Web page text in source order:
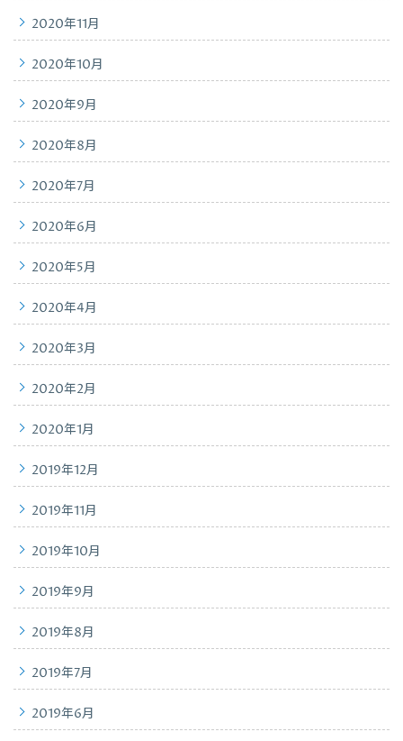
2020年11月
2020年10月
2020年9月
2020年8月
2020年7月
2020年6月
2020年5月
2020年4月
2020年3月
2020年2月
2020年1月
2019年12月
2019年11月
2019年10月
2019年9月
2019年8月
2019年7月
2019年6月